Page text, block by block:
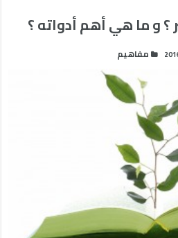
؟ و ما هي أهم أدواته ؟
مفاهيم